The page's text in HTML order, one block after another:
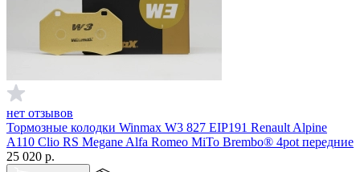
нет отзывов
Тормозные колодки Winmax W3 827 EIP191 Renault Alpine
A110 Clio RS Megane Alfa Romeo MiTo Brembo® 4pot передние
25 020 р.